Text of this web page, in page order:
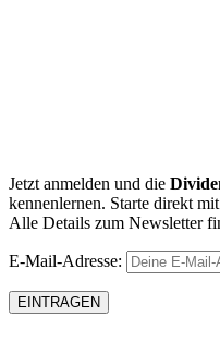
Jetzt anmelden und die
kennenlernen. Starte direkt
Alle Details zum Newsletter
E-Mail-Adresse: